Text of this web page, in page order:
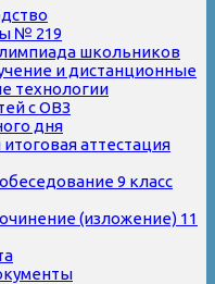
№ 219
школьников
и дистанционные
технологии
с ОВЗ
дня
итоговая аттестация
9 класс
(изложение) 11